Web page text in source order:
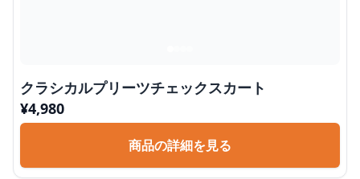
クラシカルプリーツチェックスカート
¥4,980
商品の詳細を見る